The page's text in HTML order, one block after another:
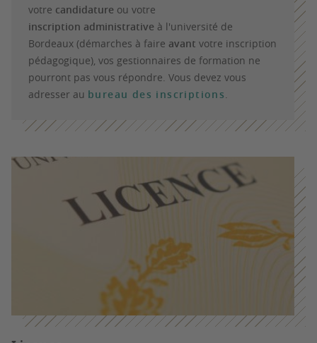
votre candidature ou votre
inscription administrative à l'université de
Bordeaux (démarches à faire avant votre inscription
pédagogique), vos gestionnaires de formation ne
pourront pas vous répondre. Vous devez vous
adresser au bureau des inscriptions.